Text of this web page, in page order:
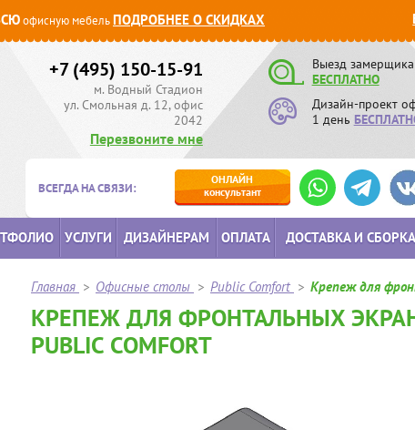
офисную мебельПОДРОБНЕЕ О СКИДКАХ
+7 (495) 150-15-91
м. Водный Стадион
ул. Смольная д. 12, офис
2042
Перезвоните мне
Выезд замерщика
БЕСПЛАТНО
Дизайн-проект
1 день
ВСЕГДА НА СВЯЗИ:
ОНЛАЙН
консультант
УСЛУГИ ДИЗАЙНЕРАМ ОПЛАТА ДОСТАВКА И СБОРКА
Главная > Офисные столы > Public Comfort > Крепеж для
КРЕПЕЖ ДЛЯ ФРОНТАЛЬНЫХ
PUBLIC COMFORT